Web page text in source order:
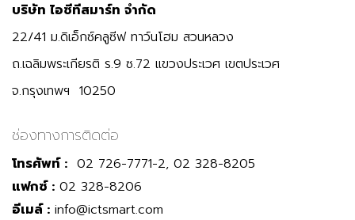
บริษัท ไอซีทีสมาร์ท จำกัด
22/41 ม.ดิเอ็กซ์คลูซีฟ ทาว์นโฮม สวนหลวง
ถ.เฉลิมพระเกียรติ ร.9 ซ.72 แขวงประเวศ เขตประเวศ
จ.กรุงเทพฯ 10250
ช่องทางการติดต่อ
โทรศัพท์ : 02 726-7771-2, 02 328-8205
แฟกซ์ : 02 328-8206
อีเมล์ : info@ictsmart.com